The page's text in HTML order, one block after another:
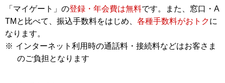
「マイゲート」の登録・年会費は無料です。また、窓口・A
TMと比べて、振込手数料をはじめ、 各種手数料がおトクに
なります。
※ インターネット利用時の通話料・接続料などはお客さま
のご負担となります